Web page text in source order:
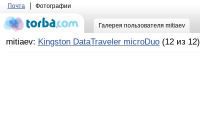
Почта Фотографии
Галерея пользователя mitiaev
mitiaev: Kingston DataTraveler microDuo (12 из 12)